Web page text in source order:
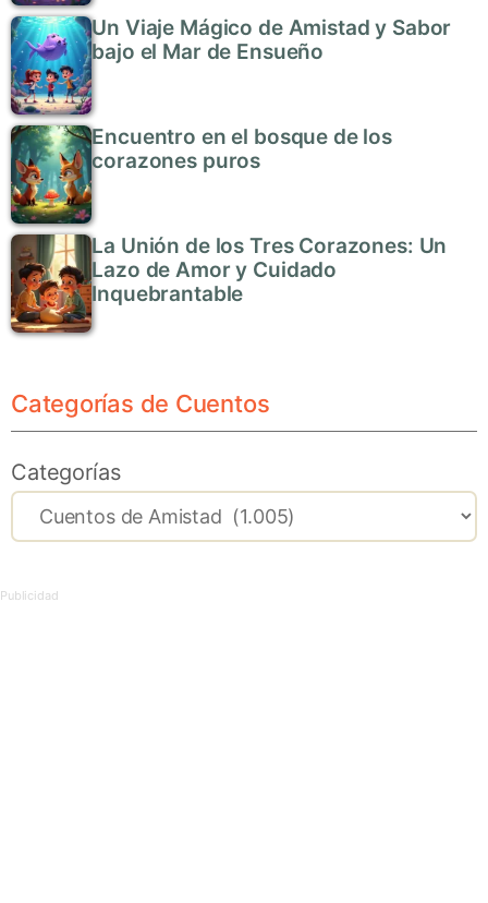
Un Viaje Mágico de Amistad y Sabor
bajo el Mar de Ensueño
Encuentro en el bosque de los
corazones puros
La Unión de los Tres Corazones: Un
Lazo de Amor y Cuidado
Inquebrantable
Categorías de Cuentos
Categorías